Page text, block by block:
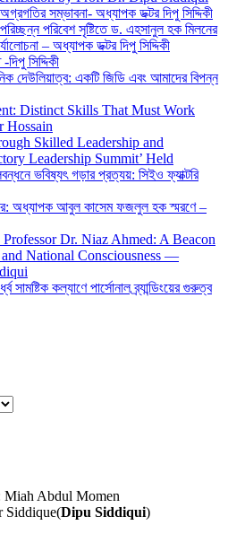
সম্ভাবনা- অধ্যাপক ডক্টর দিপু সিদ্দিকী
পরিচ্ছন্ন পরিবেশ সৃষ্টিতে ড. এহসানুল হক মিলনের
– অধ্যাপক ডক্টর দিপু সিদ্দিকী
সিদ্দিকী
দেউলিয়াত্ব: একটি জিডি এবং আমাদের বিপন্ন
Distinct Skills That Must Work
Hossain
Skilled Leadership and
Leadership Summit’ Held
ভবিষ্যৎ গড়ার প্রত্যয়: সিইও ফ্যাক্টরি
অধ্যাপক আবুল কাসেম ফজলুল হক স্মরণে –
Dr. Niaz Ahmed: A Beacon
National Consciousness —
সামষ্টিক কল্যাণে পার্সোনাল ব্র্যান্ডিংয়ের গুরুত্ব
Miah Abdul Momen
Siddique(Dipu Siddiqui)